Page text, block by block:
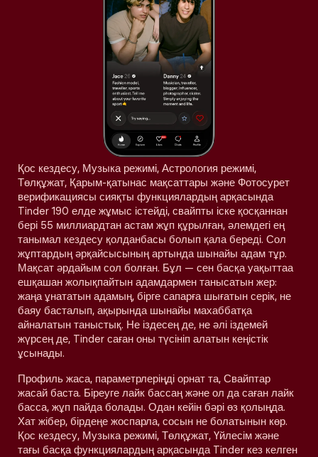
Қос кездесу, Музыка режимі, Астрология режимі,
Төлқұжат, Қарым-қатынас мақсаттары және Фотосурет
верификациясы сияқты функциялардың арқасында
Tinder 190 елде жұмыс істейді, свайпты іске қосқаннан
бері 55 миллиардтан астам жұп құрылған, әлемдегі ең
танымал кездесу қолданбасы болып қала береді. Сол
жұптардың әрқайсысының артында шынайы адам тұр.
Мақсат әрдайым сол болған. Бұл — сен басқа уақыттаа
ешқашан жолықпайтын адамдармен танысатын жер:
жаңа ұнататын адамың, бірге сапарға шығатын серік, не
баяу басталып, ақырында шынайы махаббатқа
айналатын таныстық. Не іздесең де, не әлі іздемей
жүрсең де, Tinder саған оны түсініп алатын кеңістік
ұсынады.
Профиль жаса, параметрлеріңді орнат та, Свайптар
жасай баста. Біреуге лайк бассаң және ол да саған лайк
басса, жұп пайда болады. Одан кейін бәрі өз қолыңда.
Хат жібер, бірдеңе жоспарла, сосын не болатынын көр.
Қос кездесу, Музыка режимі, Төлқұжат, Үйлесім және
тағы басқа функциялардың арқасында Tinder кез келген